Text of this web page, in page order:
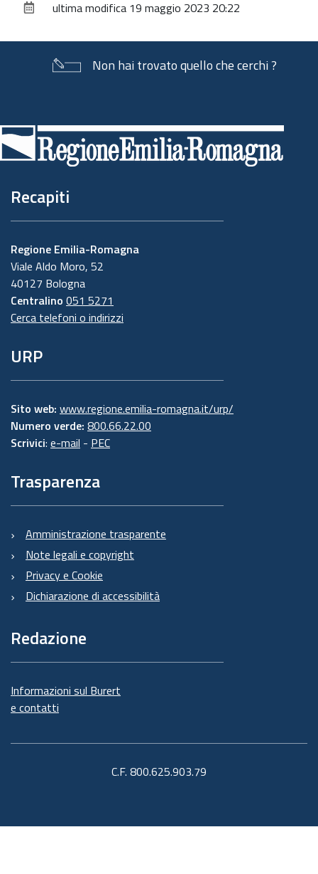
documentoultima modifica 19 maggio 2023 20:22
Non hai trovato quello che cerchi ?
di
pagina
Recapiti
Regione Emilia-Romagna
Viale Aldo Moro, 52
40127 Bologna
Centralino 051 5271
Cerca telefoni o indirizzi
URP
Sito web: www.regione.emilia-romagna.it/urp/
Numero verde: 800.66.22.00
Scrivici: e-mail - PEC
Trasparenza
Amministrazione trasparente
Note legali e copyright
Privacy e Cookie
Dichiarazione di accessibilità
Redazione
Informazioni sul Burert
e contatti
C.F. 800.625.903.79